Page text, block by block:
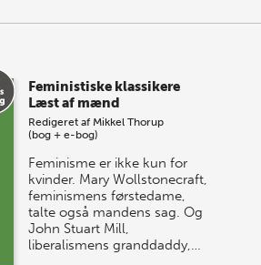
Feministiske klassikere
Læst af mænd
Redigeret af Mikkel Thorup
(bog + e-bog)
Feminisme er ikke kun for
kvinder. Mary Wollstonecraft,
feminismens førstedame,
talte også mandens sag. Og
John Stuart Mill,
liberalismens granddaddy,…